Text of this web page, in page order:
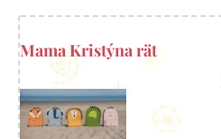
Mama Kristýna rät